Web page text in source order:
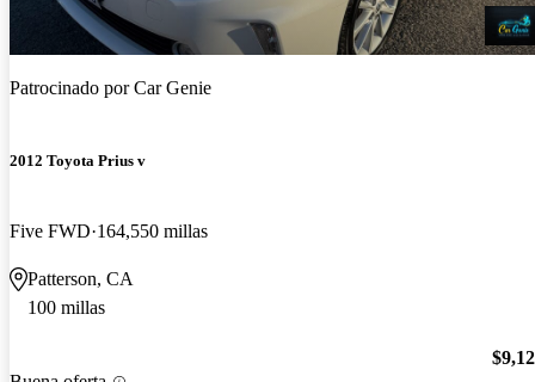
Patrocinado porCar Genie
2012 Toyota Prius v
Five FWD 164,550 millas
Patterson, CA
100 millas